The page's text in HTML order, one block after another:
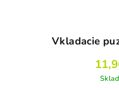
Vkladacie